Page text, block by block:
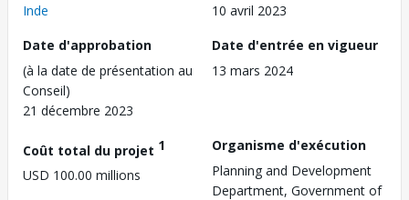
Inde
10 avril 2023
Date d'approbation
(à la date de présentation au
Conseil)
21 décembre 2023
Date d'entrée en vigueur
13 mars 2024
Coût total du projet 1
USD 100.00 millions
Organisme d'exécution
Planning and Development
Department, Government of